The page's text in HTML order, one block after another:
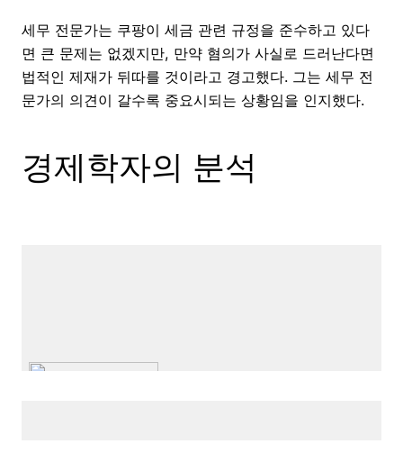
세무 전문가는 쿠팡이 세금 관련 규정을 준수하고 있다
면 큰 문제는 없겠지만, 만약 혐의가 사실로 드러난다면
법적인 제재가 뒤따를 것이라고 경고했다. 그는 세무 전
문가의 의견이 갈수록 중요시되는 상황임을 인지했다.
경제학자의 분석